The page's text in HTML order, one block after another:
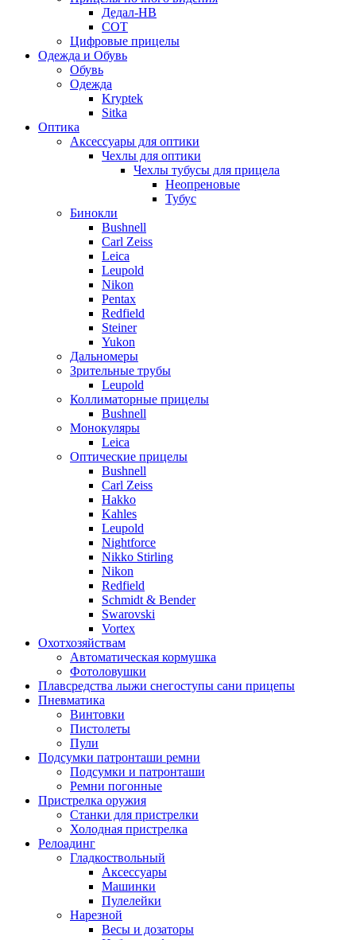
Дедал-НВ
СОТ
Цифровые прицелы
Одежда и Обувь
Обувь
Одежда
Kryptek
Sitka
Оптика
Аксессуары для оптики
Чехлы для оптики
Чехлы тубусы для прицела
Неопреновые
Тубус
Бинокли
Bushnell
Carl Zeiss
Leica
Leupold
Nikon
Pentax
Redfield
Steiner
Yukon
Дальномеры
Зрительные трубы
Leupold
Коллиматорные прицелы
Bushnell
Монокуляры
Leica
Оптические прицелы
Bushnell
Carl Zeiss
Hakko
Kahles
Leupold
Nightforce
Nikko Stirling
Nikon
Redfield
Schmidt & Bender
Swarovski
Vortex
Охотхозяйствам
Автоматическая кормушка
Фотоловушки
Плавсредства лыжи снегоступы сани прицепы
Пневматика
Винтовки
Пистолеты
Пули
Подсумки патронташи ремни
Подсумки и патронташи
Ремни погонные
Пристрелка оружия
Станки для пристрелки
Холодная пристрелка
Релоадинг
Гладкоствольный
Аксессуары
Машинки
Пулелейки
Нарезной
Весы и дозаторы